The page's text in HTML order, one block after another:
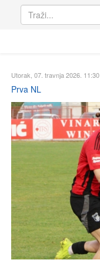
Utorak, 07. travnja 2026. 11:30
Prva NL